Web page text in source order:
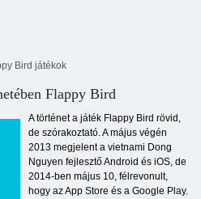
Bird játékok
Flappy Bird
A történet a játék Flappy Bird rövid,
de szórakoztató. A május végén
2013 megjelent a vietnami Dong
Nguyen fejlesztő Android és iOS, de
2014-ben május 10, félrevonult,
hogy az App Store és a Google Play.